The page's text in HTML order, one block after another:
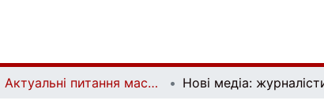
Актуальні питання масової комунікації. Випуск 14